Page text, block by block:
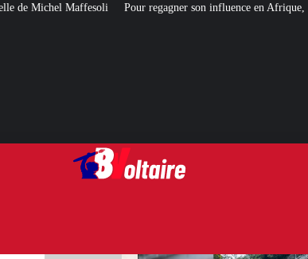
Pour regagner son influence en Afrique, le Quai d’Orsay a choisi…